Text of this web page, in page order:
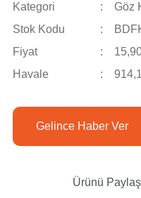
Kategori Göz
Stok Kodu
Fiyat
Havale
Gelince Haber Ver
Ürünü